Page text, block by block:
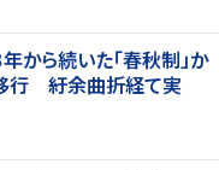
から続いた「春秋制」か
行 紆余曲折経て実